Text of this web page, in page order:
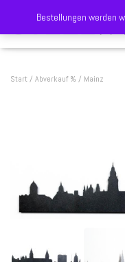
Bestellungen werden
Start/ Abverkauf % / Mainz